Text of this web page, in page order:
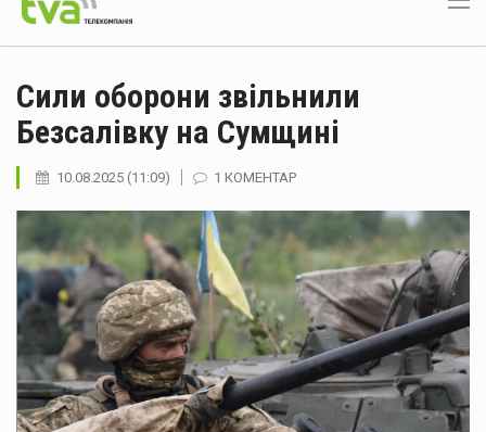
Сили оборони звільнили
Безсалівку на Сумщині
10.08.2025 (11:09) 1 КОМЕНТАР